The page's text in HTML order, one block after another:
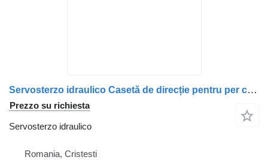
Servosterzo idraulico Casetă de direcție pentru per camion Scania – 492305, 575021, 1427697
Prezzo su richiesta
Servosterzo idraulico
Romania, Cristesti